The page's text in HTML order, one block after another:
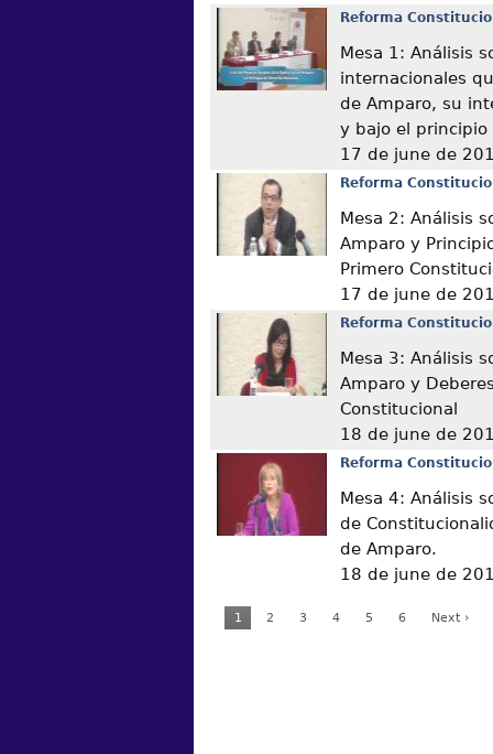
Reforma
Mesa 1: Análisis
internacionales
de Amparo, su
y bajo el principio
17 de june de
Reforma
Mesa 2: Análisis
Amparo y
Primero
17 de june de
Reforma
Mesa 3: Análisis
Amparo y
Constitucional
18 de june de
Reforma
Mesa 4: Análisis
de
de Amparo.
18 de june de
1 2 3 4 5 6 Next ›